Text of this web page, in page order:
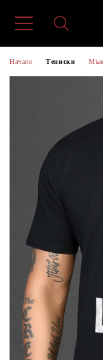
Начало Тениски